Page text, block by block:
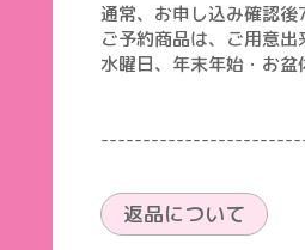
通常、お申し込み確認後
ご予約商品は、ご用意出
水曜日、年末年始・お盆
返品について